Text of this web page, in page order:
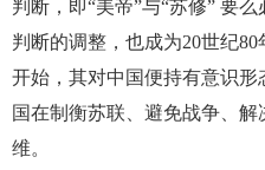
判断，即“美帝”与“苏修” 要
判断的调整，也成为20世纪
开始，其对中国便持有意识
国在制衡苏联、避免战争、
维。